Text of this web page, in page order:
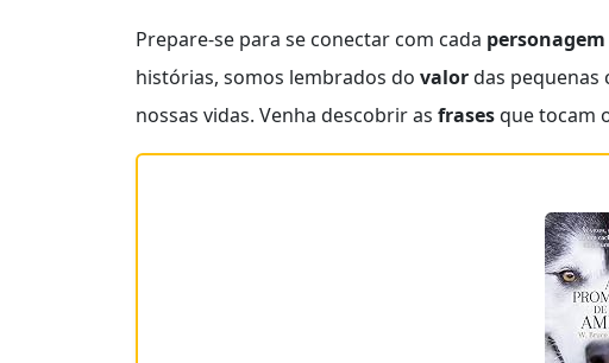
Prepare-se para se conectar com cada personagem
histórias, somos lembrados do valordas pequenas
nossas vidas. Venha descobrir as frasesque tocam